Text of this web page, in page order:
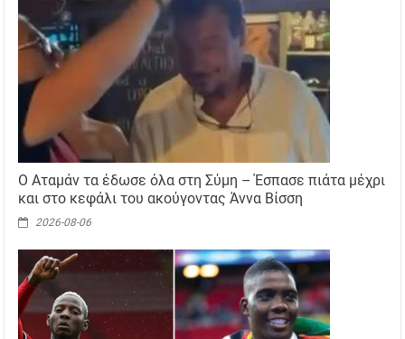
Ο Αταμάν τα έδωσε όλα στη Σύμη – Έσπασε πιάτα μέχρι
και στο κεφάλι του ακούγοντας Άννα Βίσση
2026-08-06